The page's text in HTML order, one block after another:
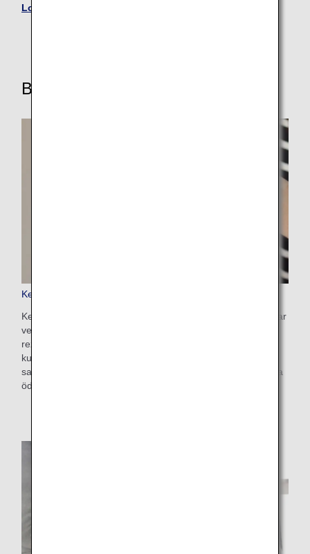
Lounge'ları
Bu Diğer Hizmetleri Keşfedin
Keep My Fare
Keep My Fare, müşterilerin bilet satın alma konusunda karar
vermek için daha fazla zamana ihtiyaç duymaları halinde
rezervasyon ve tarife bilgilerini bekletmelerini sağlayan
kullanışlı bir hizmettir (biletin düzenlenmesinden önceki 72
saate kadar). Tercih ettiğiniz uçuşu ve ücreti seçtikten sonra
ödeme ekranından hizmet için başvuru yapabilirsiniz.